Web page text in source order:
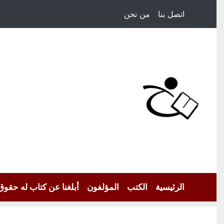
اتصل بنا من نحن
الرئيسية الكتب المؤلفون أبلغنا عن كتاب له